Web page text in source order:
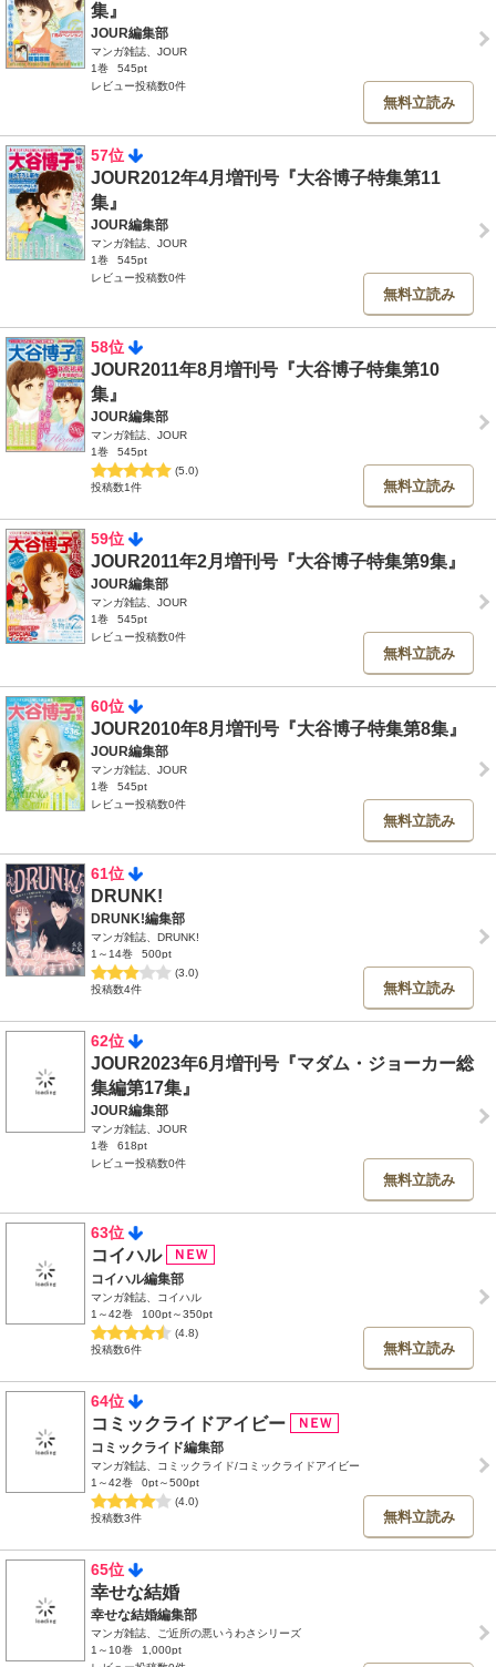
集』
JOUR編集部
マンガ雑誌、JOUR
1巻
545pt
レビュー投稿数0件
無料立読み
57位
JOUR2012年4月増刊号『大谷博子特集第11
集』
JOUR編集部
マンガ雑誌、JOUR
1巻
545pt
レビュー投稿数0件
無料立読み
58位
JOUR2011年8月増刊号『大谷博子特集第10
集』
JOUR編集部
マンガ雑誌、JOUR
1巻
545pt
(5.0)
投稿数1件
無料立読み
59位
JOUR2011年2月増刊号『大谷博子特集第9集』
JOUR編集部
マンガ雑誌、JOUR
1巻
545pt
レビュー投稿数0件
無料立読み
60位
JOUR2010年8月増刊号『大谷博子特集第8集』
JOUR編集部
マンガ雑誌、JOUR
1巻
545pt
レビュー投稿数0件
無料立読み
61位
DRUNK!
DRUNK!編集部
マンガ雑誌、DRUNK!
1～14巻
500pt
(3.0)
投稿数4件
無料立読み
62位
JOUR2023年6月増刊号『マダム・ジョーカー総
集編第17集』
JOUR編集部
マンガ雑誌、JOUR
1巻
618pt
レビュー投稿数0件
無料立読み
63位
コイハル
コイハル編集部
マンガ雑誌、コイハル
1～42巻
100pt～350pt
(4.8)
投稿数6件
無料立読み
64位
コミックライドアイビー
コミックライド編集部
マンガ雑誌、コミックライド/コミックライドアイビー
1～42巻
0pt～500pt
(4.0)
投稿数3件
無料立読み
65位
幸せな結婚
幸せな結婚編集部
マンガ雑誌、ご近所の悪いうわさシリーズ
1～10巻
1,000pt